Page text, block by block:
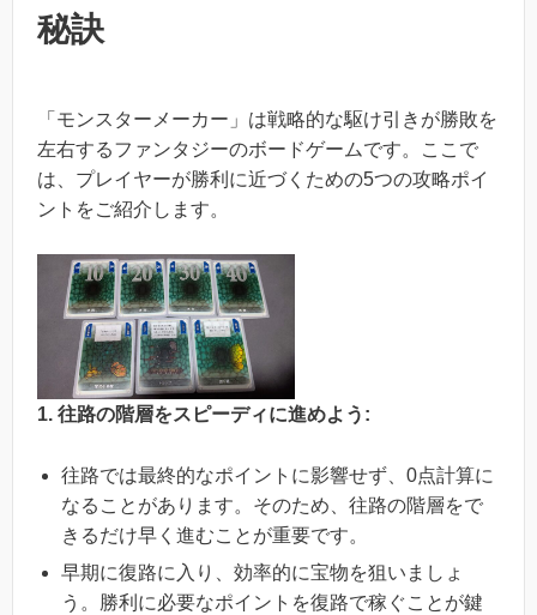
秘訣
「モンスターメーカー」は戦略的な駆け引きが勝敗を
左右するファンタジーのボードゲームです。ここで
は、プレイヤーが勝利に近づくための5つの攻略ポイ
ントをご紹介します。
1. 往路の階層をスピーディに進めよう:
往路では最終的なポイントに影響せず、0点計算に
なることがあります。そのため、往路の階層をで
きるだけ早く進むことが重要です。
早期に復路に入り、効率的に宝物を狙いましょ
う。勝利に必要なポイントを復路で稼ぐことが鍵